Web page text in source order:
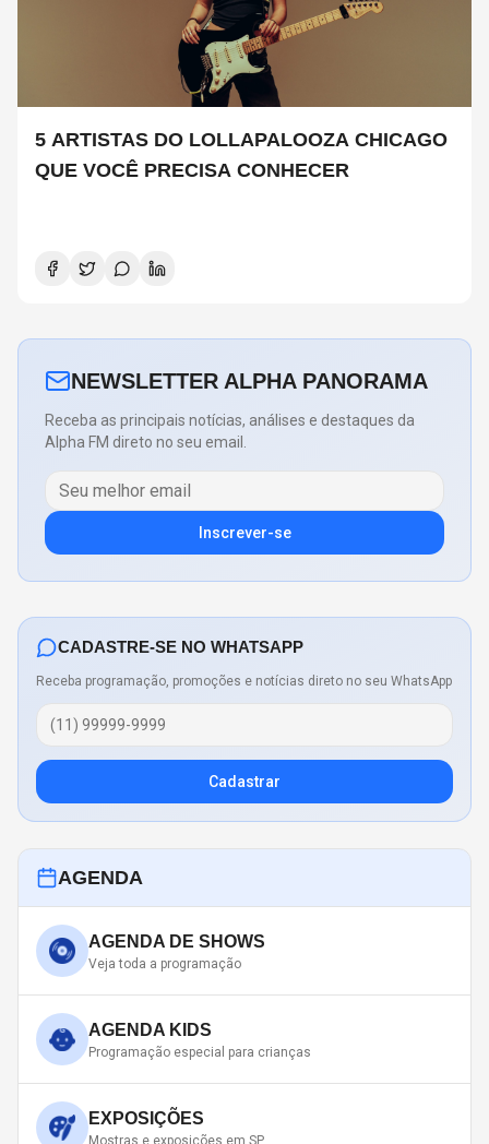
5 ARTISTAS DO LOLLAPALOOZA CHICAGO
QUE VOCÊ PRECISA CONHECER
NEWSLETTER ALPHA PANORAMA
Receba as principais notícias, análises e destaques da
Alpha FM direto no seu email.
Inscrever-se
CADASTRE-SE NO WHATSAPP
Receba programação, promoções e notícias direto no seu WhatsApp
Cadastrar
AGENDA
AGENDA DE SHOWS
Veja toda a programação
AGENDA KIDS
Programação especial para crianças
EXPOSIÇÕES